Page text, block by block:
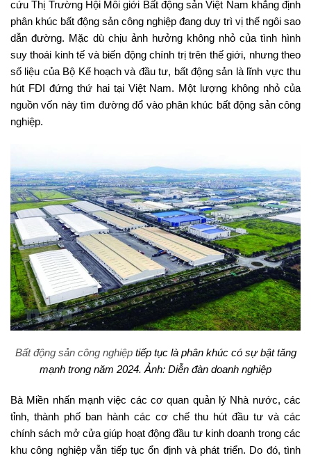
cứu Thị Trường Hội Môi giới Bất động sản Việt Nam khẳng định
phân khúc bất động sản công nghiệp đang duy trì vị thế ngôi sao
dẫn đường. Mặc dù chịu ảnh hưởng không nhỏ của tình hình
suy thoái kinh tế và biến động chính trị trên thế giới, nhưng theo
số liệu của Bộ Kế hoạch và đầu tư, bất động sản là lĩnh vực thu
hút FDI đứng thứ hai tại Việt Nam. Một lượng không nhỏ của
nguồn vốn này tìm đường đổ vào phân khúc bất động sản công
nghiệp.
Bất động sản công nghiệptiếp tục là phân khúc có sự bật tăng
mạnh trong năm 2024. Ảnh: Diễn đàn doanh nghiệp
Bà Miền nhấn mạnh việc các cơ quan quản lý Nhà nước, các
tỉnh, thành phố ban hành các cơ chế thu hút đầu tư và các
chính sách mở cửa giúp hoạt động đầu tư kinh doanh trong các
khu công nghiệp vẫn tiếp tục ổn định và phát triển. Do đó, tình